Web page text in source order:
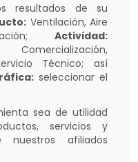
resultados de su
Ventilación, Aire
Actividad:
Comercialización,
Técnico; así
seleccionar el
sea de utilidad
servicios y
nuestros afiliados